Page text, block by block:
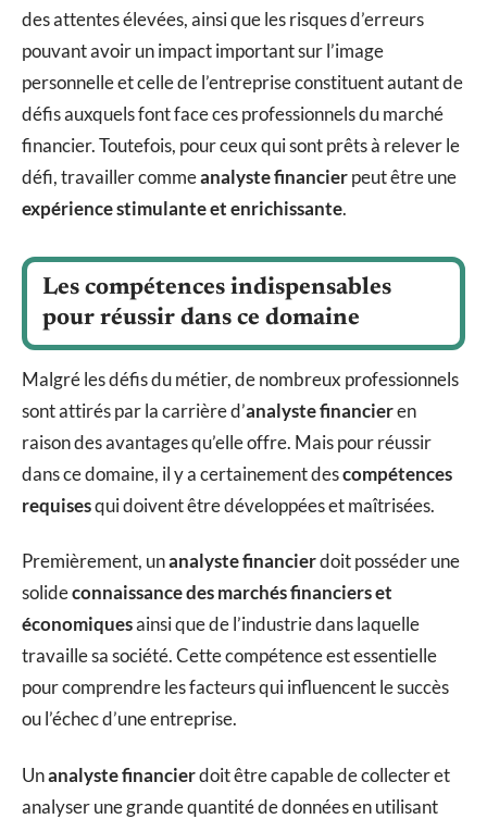
des attentes élevées, ainsi que les risques d’erreurs
pouvant avoir un impact important sur l’image
personnelle et celle de l’entreprise constituent autant de
défis auxquels font face ces professionnels du marché
financier. Toutefois, pour ceux qui sont prêts à relever le
défi, travailler commeanalyste financierpeut être une
expérience stimulante et enrichissante.
Les compétences indispensables
pour réussir dans ce domaine
Malgré les défis du métier, de nombreux professionnels
sont attirés par la carrière d’analyste financieren
raison des avantages qu’elle offre. Mais pour réussir
dans ce domaine, il y a certainement descompétences
requisesqui doivent être développées et maîtrisées.
Premièrement, unanalyste financierdoit posséder une
solideconnaissance des marchés financiers et
économiquesainsi que de l’industrie dans laquelle
travaille sa société. Cette compétence est essentielle
pour comprendre les facteurs qui influencent le succès
ou l’échec d’une entreprise.
Unanalyste financierdoit être capable de collecter et
analyser une grande quantité de données en utilisant